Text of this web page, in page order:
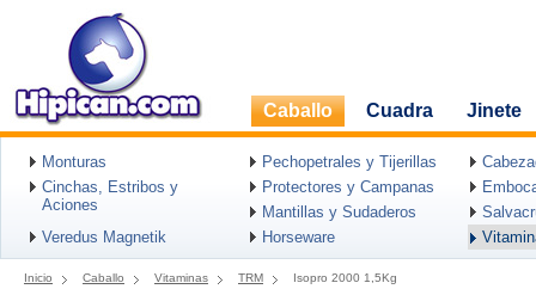
Caballo Cuadra Jinete
Monturas Pechopetrales y Tijerillas
Cinchas, Estribos y
Aciones
Protectores y Campanas
Mantillas y Sudaderos
Veredus Magnetik
Horseware
Inicio Caballo Vitaminas TRM Isopro 2000 1,5Kg